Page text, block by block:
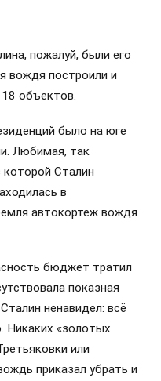
пожалуй, были его
вождя построили и
объектов.
было на юге
Любимая, так
которой Сталин
в
автокортеж вождя
бюджет тратил
показная
ненавидел: всё
Никаких «золотых
или
приказал убрать и